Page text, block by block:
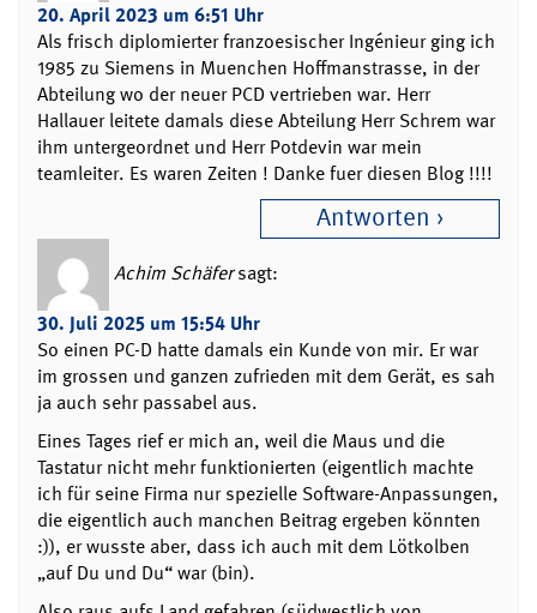
20. April 2023 um 6:51 Uhr
Als frisch diplomierter franzoesischer Ingénieur ging ich
1985 zu Siemens in Muenchen Hoffmanstrasse, in der
Abteilung wo der neuer PCD vertrieben war. Herr
Hallauer leitete damals diese Abteilung Herr Schrem war
ihm untergeordnet und Herr Potdevin war mein
teamleiter. Es waren Zeiten ! Danke fuer diesen Blog !!!!
Antworten
Achim Schäfer sagt:
30. Juli 2025 um 15:54 Uhr
So einen PC-D hatte damals ein Kunde von mir. Er war
im grossen und ganzen zufrieden mit dem Gerät, es sah
ja auch sehr passabel aus.
Eines Tages rief er mich an, weil die Maus und die
Tastatur nicht mehr funktionierten (eigentlich machte
ich für seine Firma nur spezielle Software-Anpassungen,
die eigentlich auch manchen Beitrag ergeben könnten
:)), er wusste aber, dass ich auch mit dem Lötkolben
„auf Du und Du“ war (bin).